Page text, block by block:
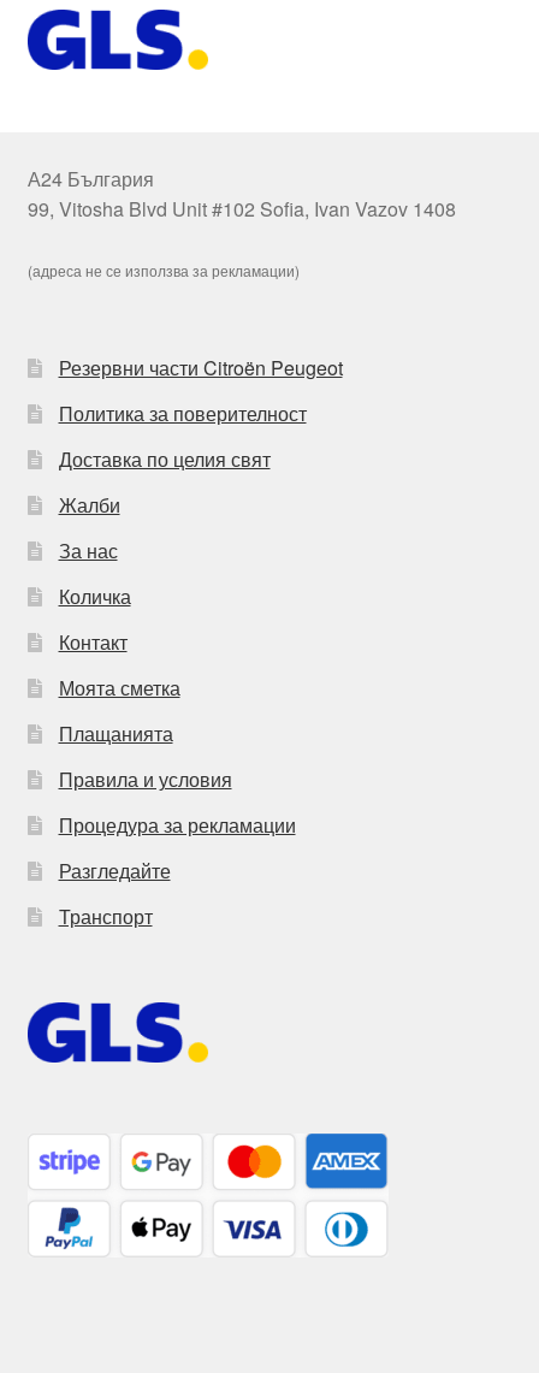
А24 България
99, Vitosha Blvd Unit #102 Sofia, Ivan Vazov 1408
(адреса не се използва за рекламации)
Резервни части Citroën Peugeot
Политика за поверителност
Доставка по целия свят
Жалби
За нас
Количка
Контакт
Моята сметка
Плащанията
Правила и условия
Процедура за рекламации
Разгледайте
Транспорт